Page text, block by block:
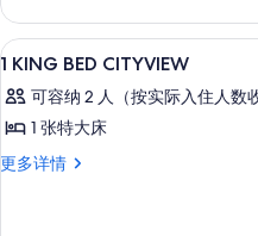
信
息
显
示
1
KING
BED
6
1 KING BED CITYVIEW
可容纳 2 人（按实际入住人数
1 张特大床
更多详情
1